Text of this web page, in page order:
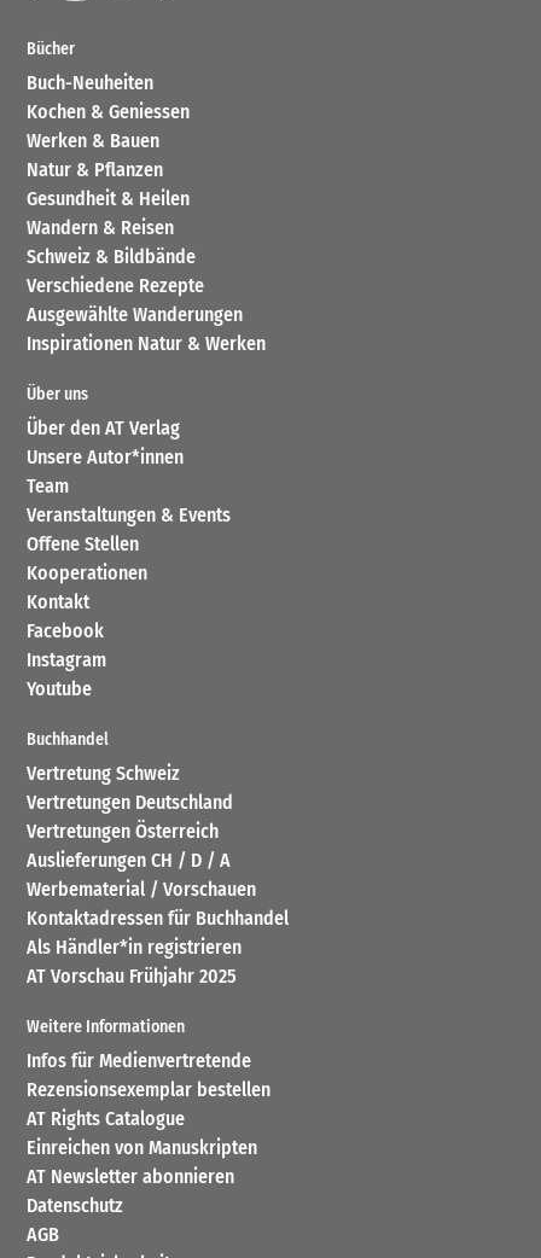
Bücher
Buch-Neuheiten
Kochen & Geniessen
Werken & Bauen
Natur & Pflanzen
Gesundheit & Heilen
Wandern & Reisen
Schweiz & Bildbände
Verschiedene Rezepte
Ausgewählte Wanderungen
Inspirationen Natur & Werken
Über uns
Über den AT Verlag
Unsere Autor*innen
Team
Veranstaltungen & Events
Offene Stellen
Kooperationen
Kontakt
Facebook
Instagram
Youtube
Buchhandel
Vertretung Schweiz
Vertretungen Deutschland
Vertretungen Österreich
Auslieferungen CH / D / A
Werbematerial / Vorschauen
Kontaktadressen für Buchhandel
Als Händler*in registrieren
AT Vorschau Frühjahr 2025
Weitere Informationen
Infos für Medienvertretende
Rezensionsexemplar bestellen
AT Rights Catalogue
Einreichen von Manuskripten
AT Newsletter abonnieren
Datenschutz
AGB